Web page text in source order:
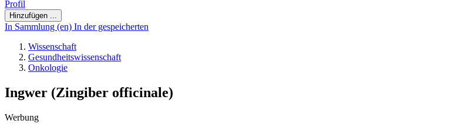
Profil
Hinzufügen ...
In Sammlung (en) In der gespeicherten
Wissenschaft
Gesundheitswissenschaft
Onkologie
Ingwer (Zingiber officinale)
Werbung